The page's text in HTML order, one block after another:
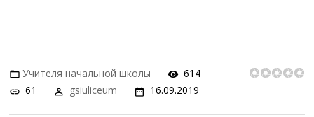
Учителя начальной школы
614
61
gsiuliceum 16.09.2019